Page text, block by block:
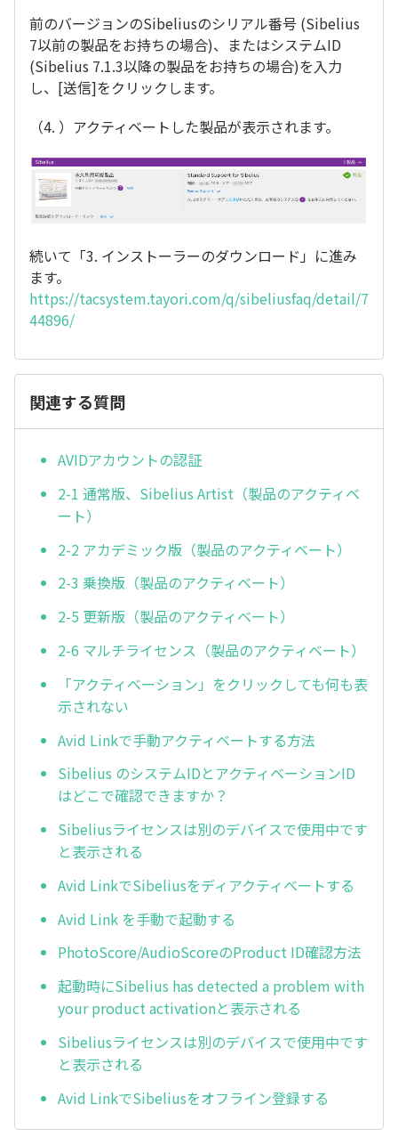
前のバージョンのSibeliusのシリアル番号 (Sibelius
7以前の製品をお持ちの場合)、またはシステムID
(Sibelius 7.1.3以降の製品をお持ちの場合)を入力
し、[送信]をクリックします。
（4. ）アクティベートした製品が表示されます。
続いて「3. インストーラーのダウンロード」に進み
ます。
https://tacsystem.tayori.com/q/sibeliusfaq/detail/7
44896/
関連する質問
AVIDアカウントの認証
2-1 通常版、Sibelius Artist（製品のアクティベ
ート）
2-2 アカデミック版（製品のアクティベート）
2-3 乗換版（製品のアクティベート）
2-5 更新版（製品のアクティベート）
2-6 マルチライセンス（製品のアクティベート）
「アクティベーション」をクリックしても何も表
示されない
Avid Linkで手動アクティベートする方法
Sibelius のシステムIDとアクティベーションID
はどこで確認できますか？
Sibeliusライセンスは別のデバイスで使用中です
と表示される
Avid LinkでSibeliusをディアクティベートする
Avid Link を手動で起動する
PhotoScore/AudioScoreのProduct ID確認方法
起動時にSibelius has detected a problem with
your product activationと表示される
Sibeliusライセンスは別のデバイスで使用中です
と表示される
Avid LinkでSibeliusをオフライン登録する